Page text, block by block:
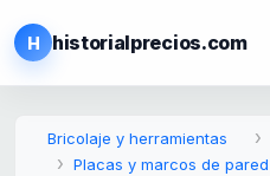
H historialprecios.com
Bricolaje y herramientas
Placas y marcos de pared